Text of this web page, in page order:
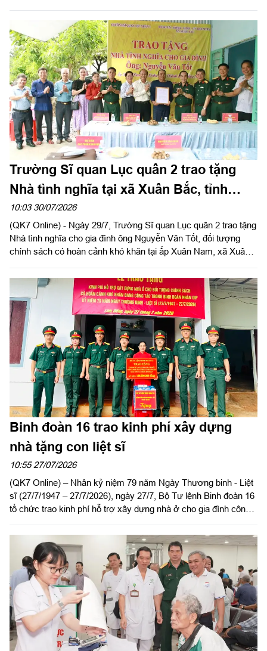
Cống hiến - Phát triển”.
Trường Sĩ quan Lục quân 2 trao tặng
Nhà tình nghĩa tại xã Xuân Bắc, tỉnh
Đồng Nai
10:03 30/07/2026
(QK7 Online) - Ngày 29/7, Trường Sĩ quan Lục quân 2 trao tặng
Nhà tình nghĩa cho gia đình ông Nguyễn Văn Tốt, đối tượng
chính sách có hoàn cảnh khó khăn tại ấp Xuân Nam, xã Xuân
“Đền ơn đáp nghĩa”, tri ân người có công với cách mạng nhân
kỷ niệm 79 năm Ngày Thương binh - Liệt sĩ (27/7/1947 -
27/7/2026), hướng tới kỷ niệm 65 năm Ngày truyền thống
Trường Sĩ quan Lục quân 2 (27/8/1961 - 27/8/2026).
Binh đoàn 16 trao kinh phí xây dựng
nhà tặng con liệt sĩ
10:55 27/07/2026
(QK7 Online) – Nhân kỷ niệm 79 năm Ngày Thương binh - Liệt
sĩ (27/7/1947 – 27/7/2026), ngày 27/7, Bộ Tư lệnh Binh đoàn 16
tổ chức trao kinh phí hỗ trợ xây dựng nhà ở cho gia đình công
sĩ có hoàn cảnh khó khăn về nhà ở. Dự buổi lễ có Đại tá Lại
Văn Tuấn, Chủ nhiệm Chính trị Binh đoàn 16; đại diện các cơ
quan, đơn vị của Binh đoàn và lãnh đạo, chỉ huy Đoàn Kinh tế -
Quốc phòng 726.